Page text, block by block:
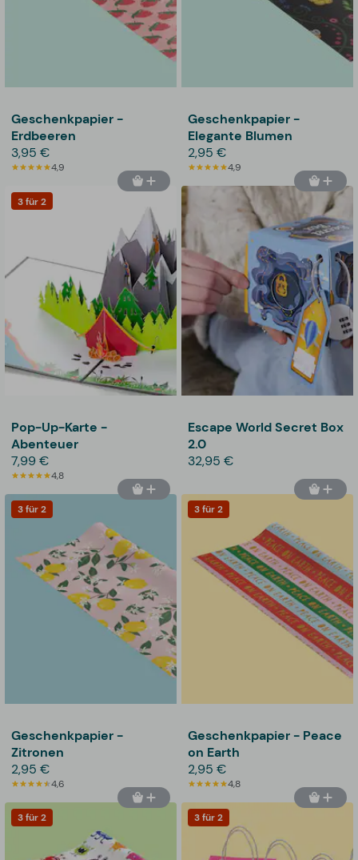
Geschenkpapier -
Erdbeeren
3,95 €
4,9
Geschenkpapier -
Elegante Blumen
2,95 €
4,9
3 für 2
Pop-Up-Karte -
Abenteuer
7,99 €
4,8
Escape World Secret Box
2.0
32,95 €
3 für 2
Geschenkpapier -
Zitronen
2,95 €
4,6
3 für 2
Geschenkpapier - Peace
on Earth
2,95 €
4,8
3 für 2 3 für 2